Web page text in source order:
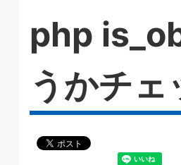
php
うかチェ